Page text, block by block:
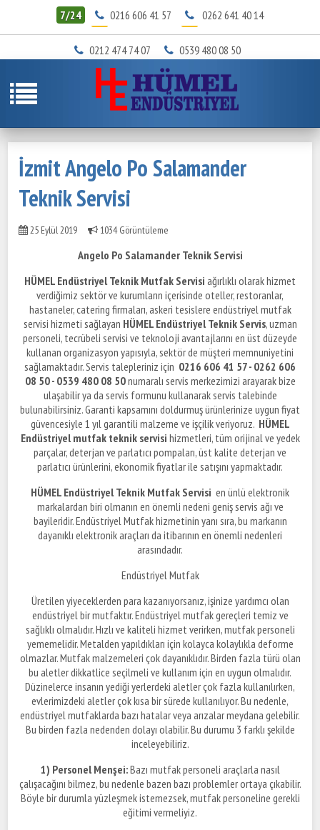
7/24 0216 606 41 57 0262 641 40 14
0212 474 74 07 0539 480 08 50
İzmit Angelo Po Salamander
Teknik Servisi
25 Eylül 2019 1034 Görüntüleme
Angelo Po Salamander Teknik Servisi
HÜMEL Endüstriyel Teknik Mutfak Servisi ağırlıklı olarak hizmet
verdiğimiz sektör ve kurumların içerisinde oteller, restoranlar,
hastaneler, catering firmaları, askeri tesislere endüstriyel mutfak
servisi hizmeti sağlayan HÜMEL Endüstriyel Teknik Servis, uzman
personeli, tecrübeli servisi ve teknoloji avantajlarını en üst düzeyde
kullanan organizasyon yapısıyla, sektör de müşteri memnuniyetini
sağlamaktadır. Servis talepleriniz için 0216 606 41 57 - 0262 606
08 50 - 0539 480 08 50numaralı servis merkezimizi arayarak bize
ulaşabilir ya da servis formunu kullanarak servis talebinde
bulunabilirsiniz. Garanti kapsamını doldurmuş ürünlerinize uygun fiyat
güvencesiyle 1 yıl garantili malzeme ve işçilik veriyoruz. HÜMEL
Endüstriyel mutfak teknik servisi hizmetleri, tüm orijinal ve yedek
parçalar, deterjan ve parlatıcı pompaları, üst kalite deterjan ve
parlatıcı ürünlerini, ekonomik fiyatlar ile satışını yapmaktadır.
HÜMEL Endüstriyel Teknik Mutfak Servisi en ünlü elektronik
markalardan biri olmanın en önemli nedeni geniş servis ağı ve
bayileridir. Endüstriyel Mutfak hizmetinin yanı sıra, bu markanın
dayanıklı elektronik araçları da itibarının en önemli nedenleri
arasındadır.
Endüstriyel Mutfak
Üretilen yiyeceklerden para kazanıyorsanız, işinize yardımcı olan
endüstriyel bir mutfaktır. Endüstriyel mutfak gereçleri temiz ve
sağlıklı olmalıdır. Hızlı ve kaliteli hizmet verirken, mutfak personeli
yememelidir. Metalden yapıldıkları için kolayca kolaylıkla deforme
olmazlar. Mutfak malzemeleri çok dayanıklıdır. Birden fazla türü olan
bu aletler dikkatlice seçilmeli ve kullanım için en uygun olmalıdır.
Düzinelerce insanın yediği yerlerdeki aletler çok fazla kullanılırken,
evlerimizdeki aletler çok kısa bir sürede kullanılıyor. Bu nedenle,
endüstriyel mutfaklarda bazı hatalar veya arızalar meydana gelebilir.
Bu birden fazla nedenden dolayı olabilir. Bu durumu 3 farklı şekilde
inceleyebiliriz.
1) Personel Menşei:Bazı mutfak personeli araçlarla nasıl
çalışacağını bilmez, bu nedenle bazen bazı problemler ortaya çıkabilir.
Böyle bir durumla yüzleşmek istemezsek, mutfak personeline gerekli
eğitimi vermeliyiz.